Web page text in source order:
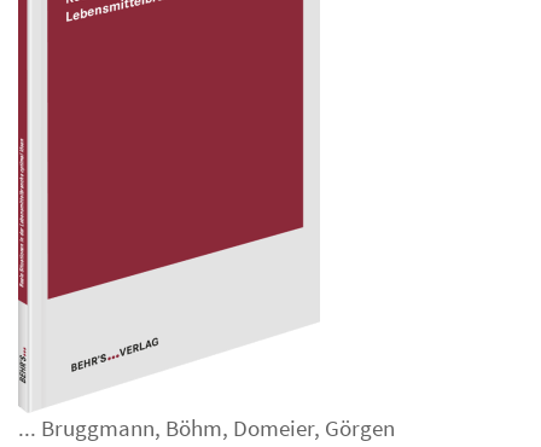
... Bruggmann, Böhm, Domeier, Görgen